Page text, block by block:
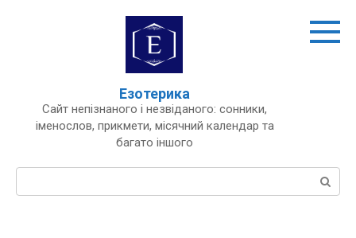
Езотерика
Сайт непізнаного і незвіданого: сонники,
іменослов, прикмети, місячний календар та
багато іншого
Пошук: